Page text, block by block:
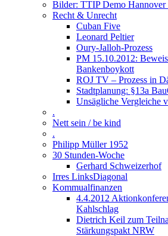
Bilder: TTIP Demo Hannover
Recht & Unrecht
Cuban Five
Leonard Peltier
Oury-Jalloh-Prozess
PM 15.10.2012:
Bankenboykott
ROJ TV – Prozess in
Stadtplanung: §13a
Unsägliche Vergleiche
.
Nett sein / be kind
.
Philipp Müller 1952
30 Stunden-Woche
Gerhard Schweizerhof
Irres LinksDiagonal
Kommualfinanzen
4.4.2012
Kahlschlag
Dietrich Keil zum
Stärkungspakt NRW